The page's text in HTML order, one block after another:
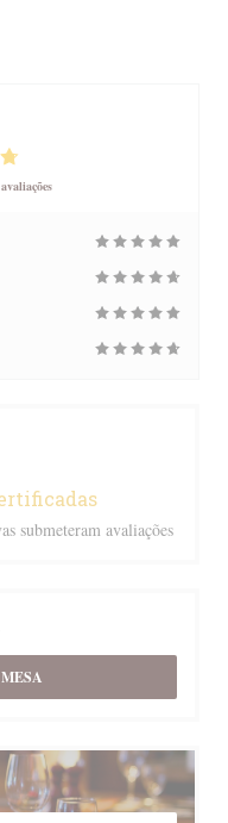
submeteram avaliações